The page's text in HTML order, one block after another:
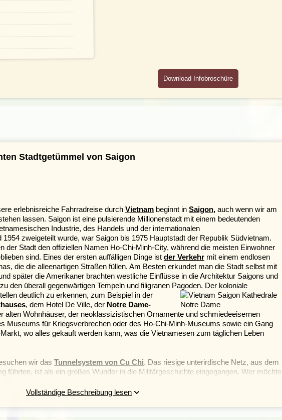
Download Infobroschüre
Stadtgetümmel von Saigon
erlebnisreiche Fahrradreise durch Vietnam beginnt in Saigon, auch wenn wir am
lassen. Saigon ist eine pulsierende Millionenstadt mit einem bedeutenden
Industrie, des Handels und der internationalen
1954 zweigeteilt wurde, war Saigon bis 1975 Hauptstadt der Republik Südvietnam.
der Stadt den offiziellen Namen Ho-Chi-Minh-City, während die meisten Einwohner
sind. Eines der ersten auffälligen Dinge ist der Verkehr mit einem endlosen
die die alleenartigen Straßen füllen. Am Besten erkundet man die Stadt selbst mit
später die Amerikaner brachten westliche Einflüsse in die Architektur Saigons und
den überall gegenwärtigen Tempeln und filigranen Pagoden. Der koloniale
deutlich zu erkennen, zum Beispiel in der
, dem Hotel De Ville, der Notre Dame-
alten Wohnhäuser, der neoklassizistischen Ornamente und schmiedeeisernen
Museums für Kriegsverbrechen oder des Ho-Chi-Minh-Museums sowie ein Gang
wo alles gekauft werden kann, was die Vietnamesen zum täglichen Leben
wir das Tunnelsystem von Cu Chi. Das riesige unterirdische Netz, aus dem
führten, ist als ein großes Wunder in die Militärgeschichte eingegangen. Wer möchte
Kaufhäusern und vielen ansprechenden, exotischen Produkten lockt.
Mekongdelta
Vollständige Beschreibung lesen